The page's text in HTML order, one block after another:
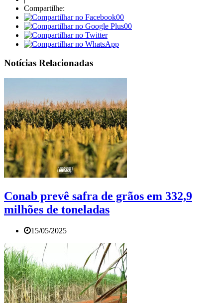
Compartilhe:
00
00
Notícias Relacionadas
Conab prevê safra de grãos em 332,9
milhões de toneladas
15/05/2025